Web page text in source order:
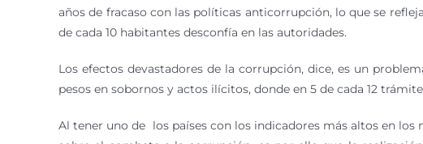
años de fracaso con las políticas anticorrupción, lo que se
de cada 10 habitantes desconfía en las autoridades.
Los efectos devastadores de la corrupción, dice, es un
pesos en sobornos y actos ilícitos, donde en 5 de cada 12
Al tener uno de los países con los indicadores más altos en